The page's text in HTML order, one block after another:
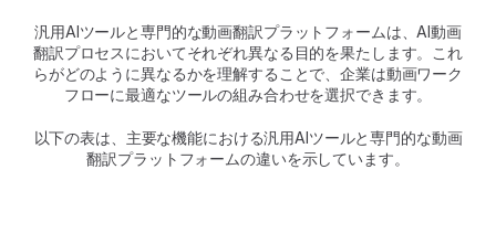
汎用AIツールと専門的な動画翻訳プラットフォームは、AI動画
翻訳プロセスにおいてそれぞれ異なる目的を果たします。これ
らがどのように異なるかを理解することで、企業は動画ワーク
フローに最適なツールの組み合わせを選択できます。
以下の表は、主要な機能における汎用AIツールと専門的な動画
翻訳プラットフォームの違いを示しています。